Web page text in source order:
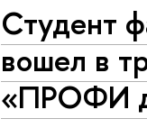
Студент
вошел в
«ПРОФИ